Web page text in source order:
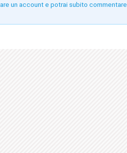
un account e potrai subito commentare.